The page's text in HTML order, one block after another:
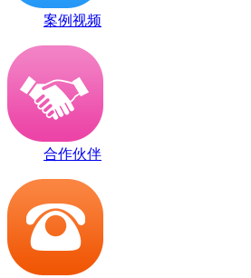
案例视频
合作伙伴